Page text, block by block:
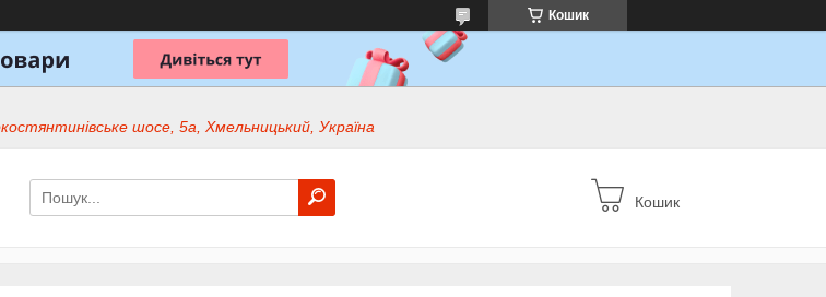
Кошик
шосе, 5а, Хмельницький, Україна
Кошик